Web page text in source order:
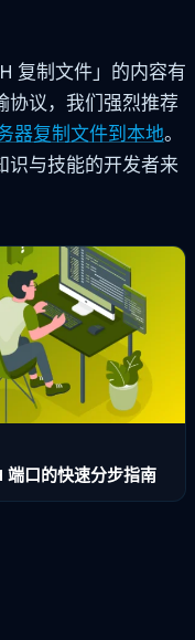
复制文件」的内容有
协议，我们强烈推荐
器复制文件到本地。
识与技能的开发者来
端口的快速分步指南